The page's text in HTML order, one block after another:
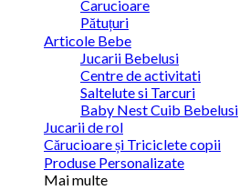
Carucioare
Pătuțuri
Articole Bebe
Jucarii Bebelusi
Centre de activitati
Saltelute si Tarcuri
Baby Nest Cuib Bebelusi
Jucarii de rol
Cărucioare și Triciclete copii
Produse Personalizate
Mai multe